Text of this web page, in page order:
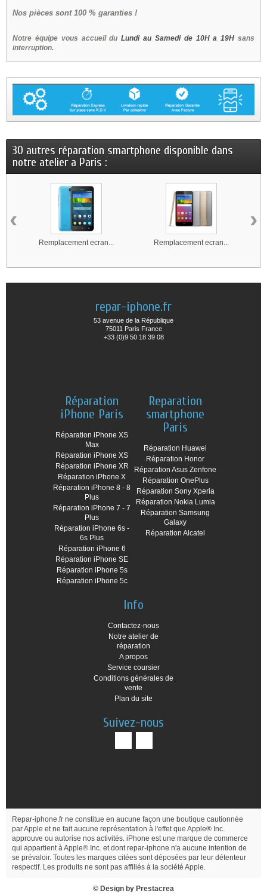
Nos pièces sont 100 % garanties !
Notre équipe vous accueil duLundi au Samedi de 10H a 19H sans
interruption.
30 autres réparation smartphone disponible dans
notre atelier a Paris :
Remplacement ecran... Remplacement ecran...
‹ ›
repar-iphone.fr
53 avenue de la République
75011 Paris France
+33 (0)9 50 18 39 08
Réparation
iPhone Paris
Réparation iPhone XS
Max
Réparation iPhone XS
Réparation iPhone XR
Réparation iPhone X
Réparation iPhone 8 - 8
Plus
Réparation iPhone 7 - 7
Plus
Réparation iPhone 6s -
6s Plus
Réparation iPhone 6
Réparation iPhone SE
Réparation iPhone 5s
Réparation iPhone 5c
Reparation
smartphone
Paris
Réparation Huawei
Réparation Honor
Réparation Asus Zenfone
Réparation OnePlus
Réparation Sony Xperia
Réparation Nokia Lumia
Réparation Samsung
Galaxy
Réparation Alcatel
Info
Contactez-nous
Notre atelier de
réparation
A propos
Service coursier
Conditions générales de
vente
Plan du site
Suivez-nous
Repar-iphone.fr ne constitue en aucune façon une boutique cautionnée
par Apple et ne fait aucune représentation à l'effet que Apple® Inc.
approuve ou autorise nos activités. iPhone est une marque de commerce
qui appartient à Apple® Inc. et dont repar-iphone n'a aucune intention de
se prévaloir. Toutes les marques citées sont déposées par leur détenteur
respectif. Les produits ne sont pas affiliés à la société Apple.
© Design by Prestacrea